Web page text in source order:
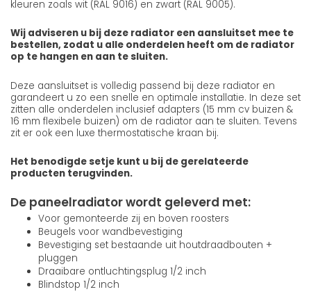
kleuren zoals wit (RAL 9016) en zwart (RAL 9005).
Wij adviseren u bij deze radiator een aansluitset mee te
bestellen, zodat u alle onderdelen heeft om de radiator
op te hangen en aan te sluiten.
Deze aansluitset is volledig passend bij deze radiator en
garandeert u zo een snelle en optimale installatie. In deze set
zitten alle onderdelen inclusief adapters (15 mm cv buizen &
16 mm flexibele buizen) om de radiator aan te sluiten. Tevens
zit er ook een luxe thermostatische kraan bij.
Het benodigde setje kunt u bij de gerelateerde
producten terugvinden.
De paneelradiator wordt geleverd met:
Voor gemonteerde zij en boven roosters
Beugels voor wandbevestiging
Bevestiging set bestaande uit houtdraadbouten +
pluggen
Draaibare ontluchtingsplug 1/2 inch
Blindstop 1/2 inch